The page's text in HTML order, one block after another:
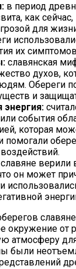
в период
как
для
их
славянская
духов,
Обереги
и
энергия:
события
которая
помогали
славяне верили
он может
окружение от
атмосферу
были